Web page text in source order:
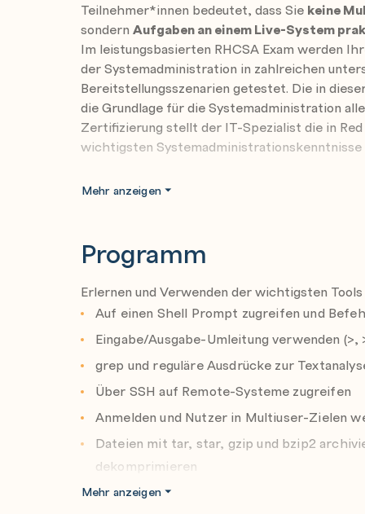
Teilnehmer*innen bedeutet, dass Sie keine
sondern Aufgaben an einem Live-System
Im leistungsbasierten RHCSA Exam werden
der Systemadministration in zahlreichen
Bereitstellungsszenarien getestet. Die in
die Grundlage für die Systemadministration
Zertifizierung stellt der IT-Spezialist die in
wichtigsten Systemadministrationskenntnisse
Hinweis: Sie müssen ein RHCSA sein, um
Verwenden Sie das kostenfreie
Ausbildungserfolg!
Mehr anzeigen
Programm
Erlernen und Verwenden der wichtigsten Tools
Auf einen Shell Prompt zugreifen und
Eingabe/Ausgabe-Umleitung verwenden (>,
grep und reguläre Ausdrücke zur
Über SSH auf Remote-Systeme zugreifen
Anmelden und Nutzer in Multiuser-Zielen
Dateien mit tar, star, gzip und bzip2
dekomprimieren
Textdateien erstellen und bearbeiten
Mehr anzeigen